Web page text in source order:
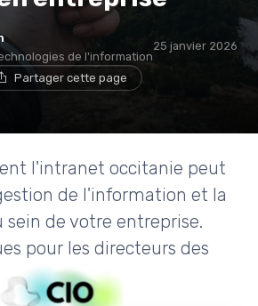
de l'information
25 janvier 2026
Partager cette page
l'intranet occitanie peut
de l'information et la
de votre entreprise.
pour les directeurs des